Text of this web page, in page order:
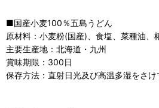
■国産小麦100％五島うどん
原材料：小麦粉(国産)、食塩、菜種油、
主要生産地：北海道・九州
賞味期限：300日
保存方法：直射日光及び高温多湿をさ